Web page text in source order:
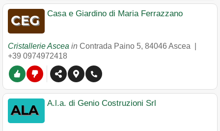
Casa e Giardino di Maria Ferrazzano
Cristallerie Ascea in Contrada Paino 5, 84046 Ascea
+39 0974972418
A.l.a. di Genio Costruzioni Srl